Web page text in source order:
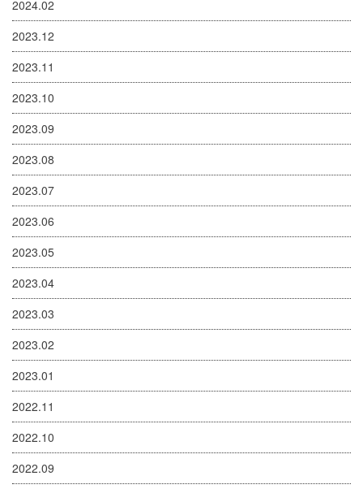
2024.02
2023.12
2023.11
2023.10
2023.09
2023.08
2023.07
2023.06
2023.05
2023.04
2023.03
2023.02
2023.01
2022.11
2022.10
2022.09